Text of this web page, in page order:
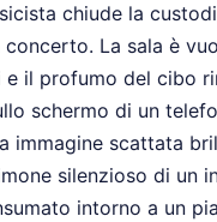
chiude la
La sala è
e il profumo del cibo
schermo di un
immagine scattata
silenzioso di un
intorno a un